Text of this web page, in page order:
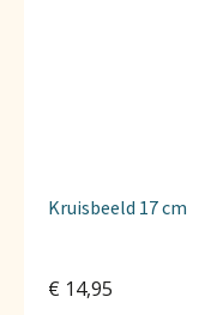
Kruisbeeld 17 cm
€ 14,95